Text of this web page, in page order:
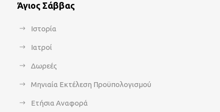
Άγιος Σάββας
Ιστορία
Ιατροί
Δωρεές
Μηνιαία Εκτέλεση Προϋπολογισμού
Ετήσια Αναφορά